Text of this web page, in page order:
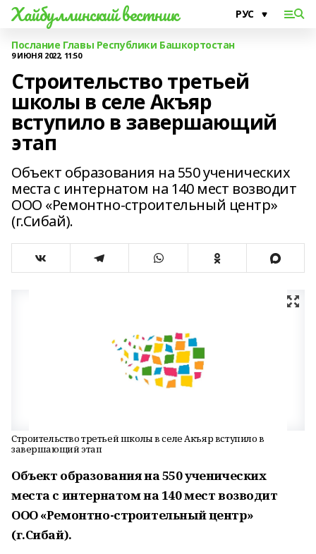
Хайбуллинский вестник
Послание Главы Республики Башкортостан
9 ИЮНЯ 2022, 11:50
Строительство третьей
школы в селе Акъяр
вступило в завершающий
этап
Объект образования на 550 ученических
места с интернатом на 140 мест возводит
ООО «Ремонтно-строительный центр»
(г.Сибай).
Строительство третьей школы в селе Акъяр вступило в
завершающий этап
Объект образования на 550 ученических
места с интернатом на 140 мест возводит
ООО «Ремонтно-строительный центр»
(г.Сибай).